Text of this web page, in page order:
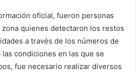
oficial, fueron personas
quienes detectaron los restos
a través de los números de
condiciones en las que se
fue necesario realizar diversos